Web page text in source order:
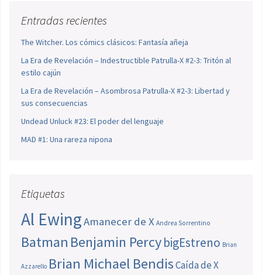
Entradas recientes
The Witcher. Los cómics clásicos: Fantasía añeja
La Era de Revelación – Indestructible Patrulla-X #2-3: Tritón al
estilo cajún
La Era de Revelación – Asombrosa Patrulla-X #2-3: Libertad y
sus consecuencias
Undead Unluck #23: El poder del lenguaje
MAD #1: Una rareza nipona
Etiquetas
Al EwingAmanecer de X Andrea Sorrentino
Batman Benjamin PercybigEstreno Brian
Azzarello Brian Michael BendisCaída de X